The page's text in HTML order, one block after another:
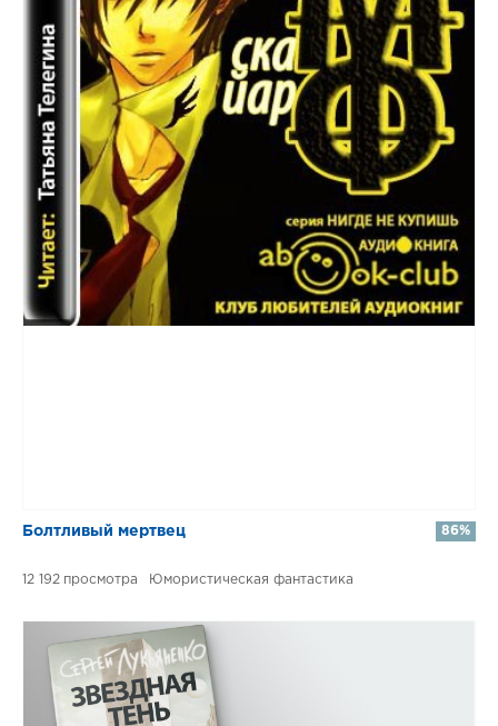
​​Болтливый мертвец
12 192 Юмористическая фантастика
86%